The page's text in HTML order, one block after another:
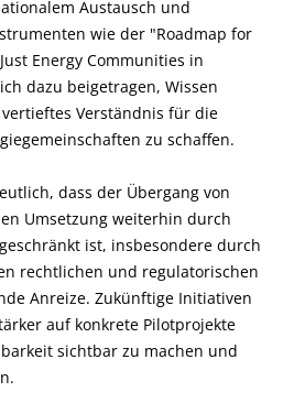
Austausch und
wie der "Roadmap for
Energy Communities in
dazu beigetragen, Wissen
Verständnis für die
zu schaffen.
dass der Übergang von
Umsetzung weiterhin durch
ist, insbesondere durch
rechtlichen und regulatorischen
Anreize. Zukünftige Initiativen
auf konkrete Pilotprojekte
sichtbar zu machen und